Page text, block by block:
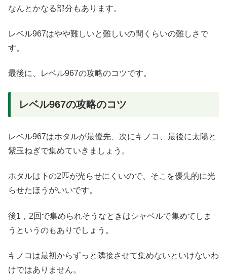
なんとかなる部分もあります。
レベル967はやや難しいと難しいの間くらいの難しさで
す。
最後に、レベル967の攻略のコツです。
レベル967の攻略のコツ
レベル967はホタルが最優先、次にキノコ、最後に太陽と
紫玉ねぎで集めていきましょう。
ホタルは下の2匹が光らせにくいので、そこを優先的に光
らせたほうがいいです。
後1，2回で集められそうなときはシャベルで集めてしま
うというのもありでしょう。
キノコは最初からずっと隣接させて集めないといけないわ
けではありません。